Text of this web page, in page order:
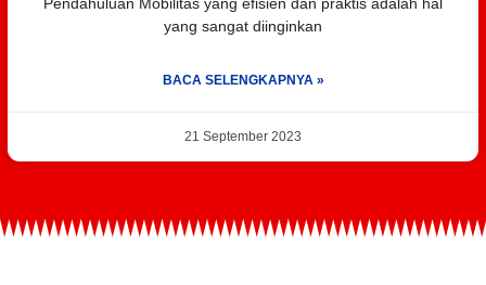
Pendahuluan Mobilitas yang efisien dan praktis adalah hal
yang sangat diinginkan
BACA SELENGKAPNYA »
21 September 2023